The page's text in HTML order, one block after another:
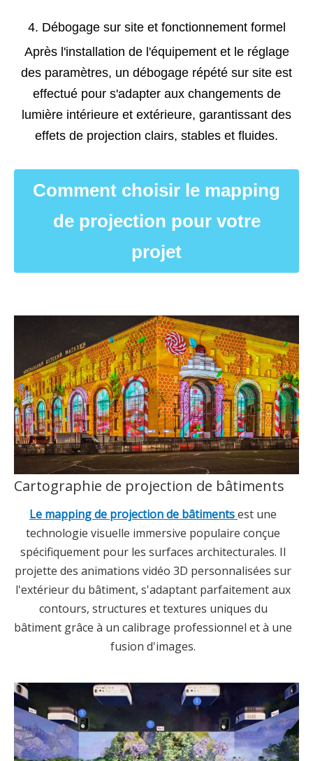
4. Débogage sur site et fonctionnement formel
Après l'installation de l'équipement et le réglage
des paramètres, un débogage répété sur site est
effectué pour s'adapter aux changements de
lumière intérieure et extérieure, garantissant des
effets de projection clairs, stables et fluides.
Comment choisir le mapping
de projection pour votre
projet
Cartographie de projection de bâtiments
Le mapping de projection de bâtimentsest une
technologie visuelle immersive populaire conçue
spécifiquement pour les surfaces architecturales. Il
projette des animations vidéo 3D personnalisées sur
l'extérieur du bâtiment, s'adaptant parfaitement aux
contours, structures et textures uniques du
bâtiment grâce à un calibrage professionnel et à une
fusion d'images.